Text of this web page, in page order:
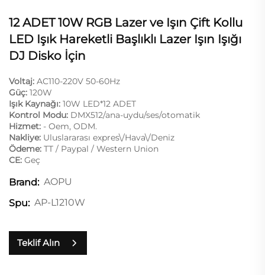
12 ADET 10W RGB Lazer ve Işın Çift Kollu
LED Işık Hareketli Başlıklı Lazer Işın Işığı
DJ Disko İçin
Voltaj: AC110-220V 50-60Hz
Güç: 120W
Işık Kaynağı: 10W LED*12 ADET
Kontrol Modu: DMX512/ana-uydu/ses/otomatik
Hizmet: - Oem, ODM.
Nakliye: Uluslararası expres\/Hava\/Deniz
Ödeme: TT / Paypal / Western Union
CE: Geç
Brand: AOPU
Spu: AP-L1210W
Teklif Alın